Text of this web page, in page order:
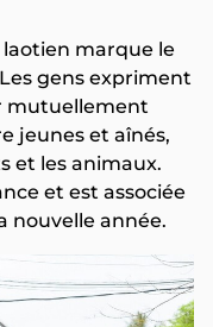
marque le
gens expriment
mutuellement
jeunes et aînés,
et les animaux.
et est associée
nouvelle année.